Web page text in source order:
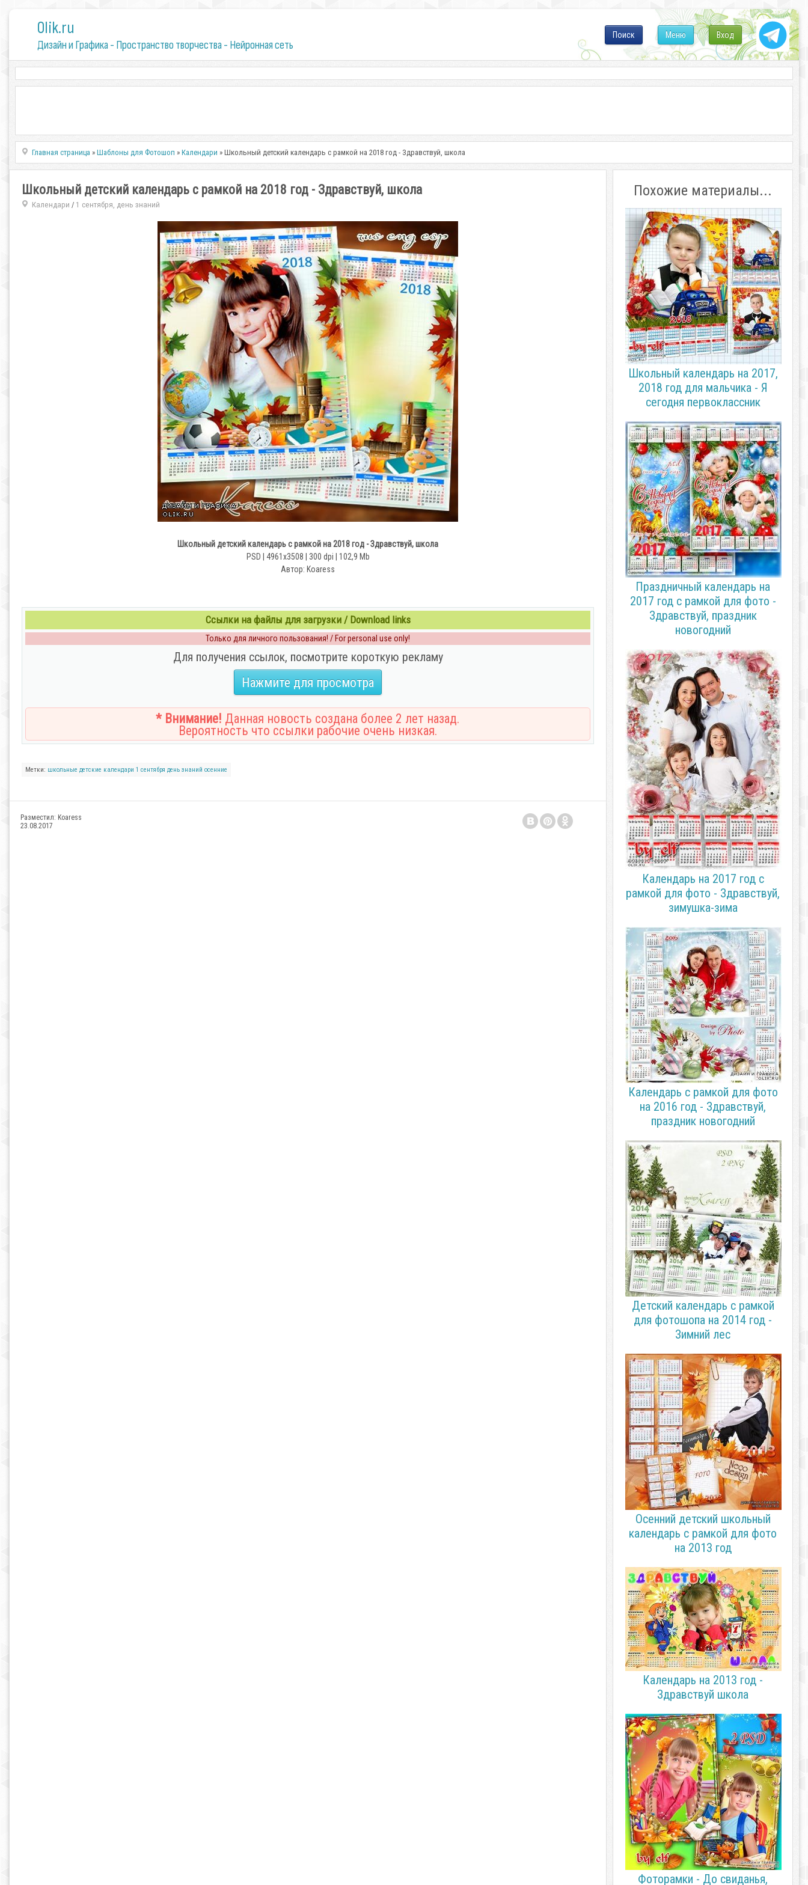
0lik.ru
Дизайн и Графика - Пространство творчества - Нейронная сеть
Вход
Меню
Поиск
Главная страница »Шаблоны для Фотошоп »Календари » Школьный детский календарь с рамкой на 2018 год - Здравствуй, школа
Школьный детский календарь с рамкой на 2018 год - Здравствуй, школа
Календари / 1 сентября, день знаний
Школьный детский календарь с рамкой на 2018 год - Здравствуй, школа
PSD | 4961x3508 | 300 dpi | 102,9 Mb
Автор: Koaress
Ссылки на файлы для загрузки / Download links
Только для личного пользования! / For personal use only!
Для получения ссылок, посмотрите короткую рекламу
Нажмите для просмотра
* Внимание! Данная новость создана более 2 лет назад.
Вероятность что ссылки рабочие очень низкая.
Метки: школьные детские календари 1 сентября день знаний осенние
Разместил: Koaress
23.08.2017
Похожие материалы...
Школьный календарь на 2017,
2018 год для мальчика - Я
сегодня первоклассник
Праздничный календарь на
2017 год с рамкой для фото -
Здравствуй, праздник
новогодний
Календарь на 2017 год с
рамкой для фото - Здравствуй,
зимушка-зима
Календарь с рамкой для фото
на 2016 год - Здравствуй,
праздник новогодний
Детский календарь с рамкой
для фотошопа на 2014 год -
Зимний лес
Осенний детский школьный
календарь с рамкой для фото
на 2013 год
Календарь на 2013 год -
Здравствуй школа
Фоторамки - До свиданья,